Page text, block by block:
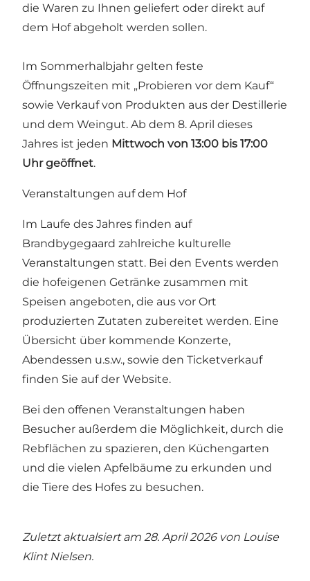
die Waren zu Ihnen geliefert oder direkt auf
dem Hof abgeholt werden sollen.
Im Sommerhalbjahr gelten feste
Öffnungszeiten mit „Probieren vor dem Kauf“
sowie Verkauf von Produkten aus der Destillerie
und dem Weingut. Ab dem 8. April dieses
Jahres ist jeden Mittwoch von 13:00 bis 17:00
Uhr geöffnet.
Veranstaltungen auf dem Hof
Im Laufe des Jahres finden auf
Brandbygegaard zahlreiche kulturelle
Veranstaltungen statt. Bei den Events werden
die hofeigenen Getränke zusammen mit
Speisen angeboten, die aus vor Ort
produzierten Zutaten zubereitet werden. Eine
Übersicht über kommende Konzerte,
Abendessen u.s.w., sowie den Ticketverkauf
finden Sie auf der Website.
Bei den offenen Veranstaltungen haben
Besucher außerdem die Möglichkeit, durch die
Rebflächen zu spazieren, den Küchengarten
und die vielen Apfelbäume zu erkunden und
die Tiere des Hofes zu besuchen.
Zuletzt aktualsiert am 28. April 2026 von Louise
Klint Nielsen.